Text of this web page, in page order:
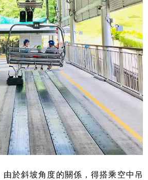
於斜坡角度的關係，得搭乘空中吊